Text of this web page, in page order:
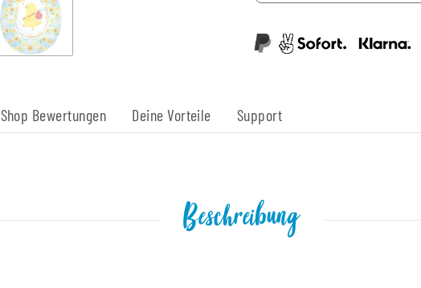
Shop Bewertungen Deine Vorteile Support
Beschreibung